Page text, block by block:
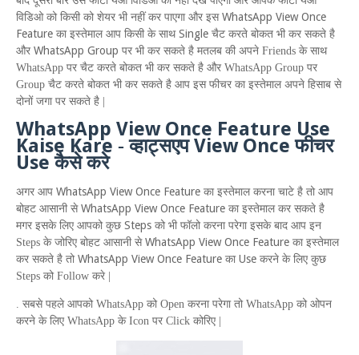
विडिओ को किसी को शेयर भी नहीं कर पाएगा और इस WhatsApp View Once
Feature का इस्तेमाल आप किसी के साथ Single चैट करते बोकत भी कर सकते है
और WhatsApp Group पर भी कर सकते है मतलब की अपने Friends के साथ
WhatsApp पर चैट करते बोकत भी कर सकते है और WhatsApp Group पर
Group चैट करते बोकत भी कर सकते है आप इस फीचर का इस्तेमाल अपने हिसाब से
दोनों जगा पर सकते है |
WhatsApp View Once Feature Use
Kaise Kare -व्हाट्सएपView Onceफीचर
Useकैसे करे
अगर आप WhatsApp ViewOnce Feature का इस्तेमाल करना चाटे है तो आप
बोहट आसानी से WhatsApp ViewOnce Feature का इस्तेमाल कर सकते है
मगर इसके लिए आपको कुछ Steps को भी फॉलो करना परेगा इसके बाद आप इन
Steps के जोरिए बोहट आसानी से WhatsApp ViewOnce Feature का इस्तेमाल
कर सकते है तो WhatsApp ViewOnce Feature का Use करने के लिए कुछ
Steps को Follow करे |
. सबसे पहले आपको WhatsApp को Open करना परेगा तो WhatsApp को ओपन
करने के लिए WhatsApp के Icon पर Click कोरिए |